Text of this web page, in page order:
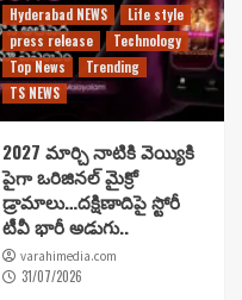
Hyderabad NEWS
Life style
press release
Technology
Top News
Trending
TS NEWS
2027 మార్చి నాటికి వెయ్యికి
పైగా ఒరిజినల్ మైక్రో
డ్రామాలు…దక్షిణాదిపై స్టోరీ
టీవీ భారీ అడుగు..
varahimedia.com
31/07/2026